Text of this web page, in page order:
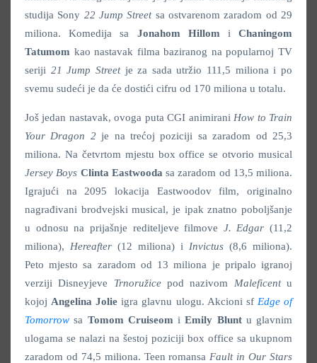
studija Sony 22 Jump Streetsa ostvarenom zaradom od 29
miliona. Komedija sa Jonahom Hillom iChaningom
Tatumom kao nastavak filma baziranog na popularnoj TV
seriji 21 Jump Streetje za sada utržio 111,5 miliona i po
svemu sudeći je da će dostići cifru od 170 miliona u totalu.
Još jedan nastavak, ovoga puta CGI animirani How to Train
Your Dragon 2 je na trećoj poziciji sa zaradom od 25,3
miliona. Na četvrtom mjestu box office se otvorio musical
Jersey Boys Clinta Eastwooda sa zaradom od 13,5 miliona.
Igrajući na 2095 lokacija Eastwoodov film, originalno
nagrađivani brodvejski musical, je ipak znatno poboljšanje
u odnosu na prijašnje rediteljeve filmove J. Edgar (11,2
miliona), Hereafter (12 miliona) i Invictus (8,6 miliona).
Peto mjesto sa zaradom od 13 miliona je pripalo igranoj
verziji Disneyjeve Trnoružicepod nazivom Maleficentu
kojoj Angelina Jolie igra glavnu ulogu. Akcioni sf Edge of
Tomorrow sa Tomom Cruiseom iEmily Bluntu glavnim
ulogama se nalazi na šestoj poziciji box office sa ukupnom
zaradom od 74,5 miliona. Teen romansa Fault in Our Stars